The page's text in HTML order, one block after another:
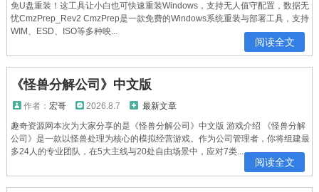
免U盘重装！这工具让小白也可快速重装Windows，支持无人值守配置，数据无
忧CmzPrep_Rev2 CmzPrep是一款免费的Windows系统重装与部署工具，支持
WIM、ESD、ISO等多种映...
阅读全文
《怪兽分解公司》中文版
作者： 宏哥 2026.8.7
最新文章
趣奇资源网本次为大家分享的是《怪兽分解公司》中文版 游戏介绍 《怪兽分解
公司》是一款以怪兽处理为核心的模拟经营游戏。作为公司管理者，你将组建最
多24人的专业团队，在5大主线与20处自由场景中，应对7类...
阅读全文